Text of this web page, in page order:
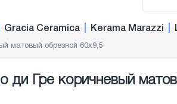
Gracia Ceramica Kerama Marazzi
матовый обрезной 60x9,5
ди Гре коричневый